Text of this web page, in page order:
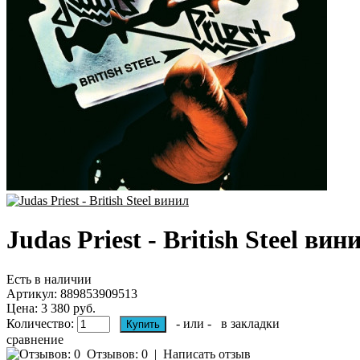
Judas Priest - British Steel
Есть в наличии
Артикул: 889853909513
Цена: 3 380 руб.
Количество:
- или -
в закладки
сравнение
Отзывов: 0 | Написать отзыв